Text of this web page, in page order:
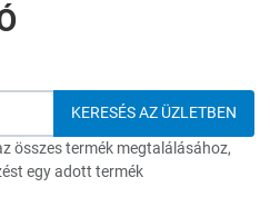
összes termék megtalálásához,
egy adott termék